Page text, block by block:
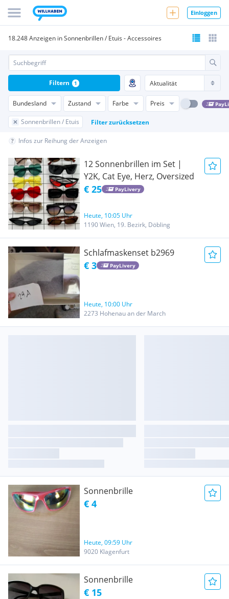
Einloggen
18.248 Anzeigen in Sonnenbrillen / Etuis - Accessoires
Bundesland Zustand Farbe Preis
Sonnenbrillen / Etuis Filter zurücksetzen
Filtern 1
Infos zur Reihung der Anzeigen
12 Sonnenbrillen im Set |
Y2K, Cat Eye, Herz, Oversized
€ 25 PayLivery
Heute, 10:05 Uhr
1190 Wien, 19. Bezirk, Döbling
Schlafmaskenset b2969
€ 3 PayLivery
Heute, 10:00 Uhr
2273 Hohenau an der March
Sonnenbrille
€ 4
Heute, 09:59 Uhr
9020 Klagenfurt
Sonnenbrille
€ 15